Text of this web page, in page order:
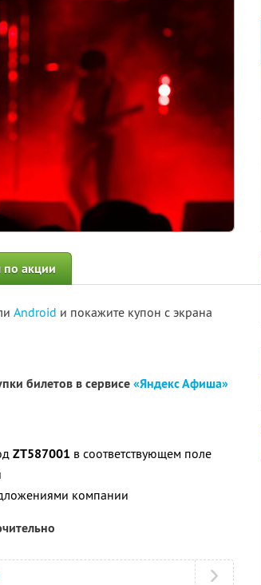
акции
Android и покажите купон с экрана
билетов в сервисе«Яндекс Афиша»
ZT587001 в соответствующем поле
компании